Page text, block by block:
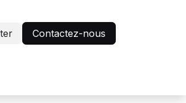
Contactez-nous